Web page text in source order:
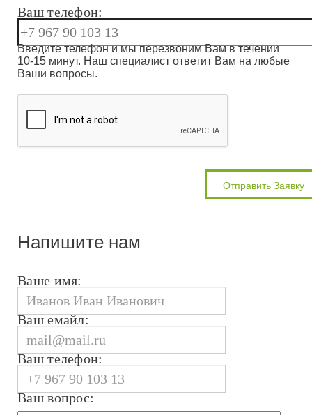
Ваш телефон:
Введите телефон и мы перезвоним Вам в течении
10-15 минут. Наш специалист ответит Вам на любые
Ваши вопросы.
Напишите нам
Ваше имя:
Ваш емайл:
Ваш телефон:
Ваш вопрос: